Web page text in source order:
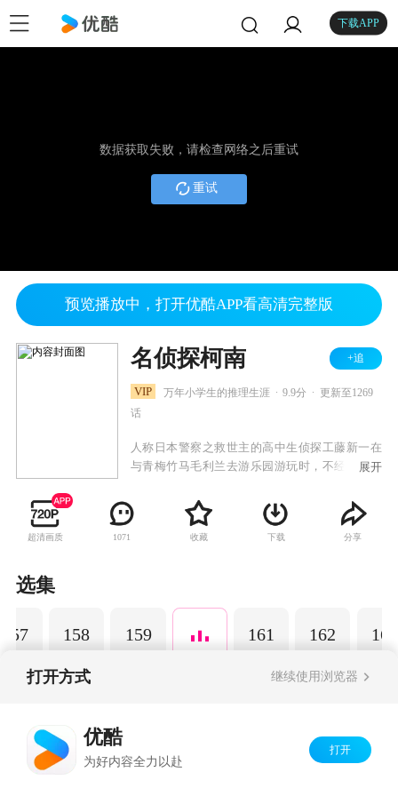
下载APP
数据获取失败，请检查网络之后重试
重试
预览播放中，打开优酷APP看高清完整版
名侦探柯南 +追
VIP 万年小学生的推理生涯 9.9分
更新至1269
话
人称日本警察之救世主的高中生侦探工藤新一在
与青梅竹马毛利兰去游乐园游玩时，不经意中发
踪，并目睹了黑衣人正在进行可疑交易。不料，
却被另一名黑衣人在背后击晕，被强行灌下一种
名为APTX-4869的毒药，致使身体变小。为了在
为“江户川柯南”，并寄住在毛利兰的家中。作为
侦探，柯南实在看不下去毛利小五郎经常做的一
些“发育不良”的错误推理，便帮助毛利小五郎破
展开
超清画质 1071 收藏 下载 分享
选集
157 158 159 161 162 165
打开方式 继续使用浏览器
优酷
为好内容全力以赴
打开